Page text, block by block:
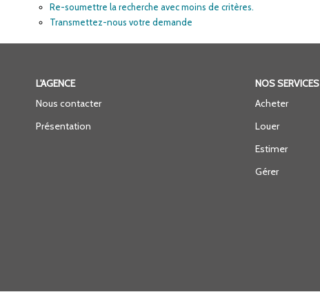
Re-soumettre la recherche avec moins de critères.
Transmettez-nous votre demande
L'AGENCE
Nous contacter
Présentation
NOS SERVICES
Acheter
Louer
Estimer
Gérer